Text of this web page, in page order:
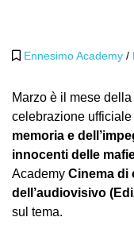
Ennesimo Academy /
Marzo è il mese
celebrazione
memoria e
innocenti delle
Academy Cinema di
dell’audiovisivo
sul tema.